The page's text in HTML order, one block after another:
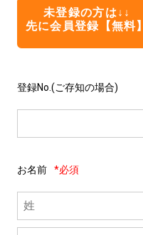
未登録の方は↓↓
先に会員登録【無料】
登録No.(ご存知の場合)
お名前 *必須